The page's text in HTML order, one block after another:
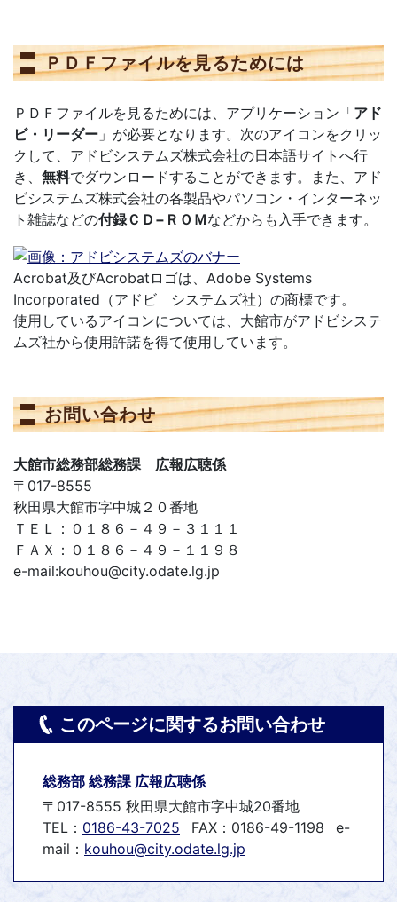
ＰＤＦファイルを見るためには
ＰＤＦファイルを見るためには、アプリケーション「アド
ビ・リーダー 」が必要となります。次のアイコンをクリッ
クして、アドビシステムズ株式会社の日本語サイトへ行
き、 無料でダウンロードすることができます。また、アド
ビシステムズ株式会社の各製品やパソコン・インターネッ
ト雑誌などの付録ＣＤ−ＲＯＭなどからも入手できます。
Acrobat及びAcrobatロゴは、Adobe Systems
Incorporated（アドビ システムズ社）の商標です。
使用しているアイコンについては、大館市がアドビシステ
ムズ社から使用許諾を得て使用しています。
お問い合わせ
大館市総務部総務課 広報広聴係
〒017-8555
秋田県大館市字中城２０番地
ＴＥＬ：０１８６－４９－３１１１
ＦＡＸ：０１８６－４９－１１９８
e-mail:kouhou@city.odate.lg.jp
このページに関するお問い合わせ
総務部 総務課 広報広聴係
〒017-8555 秋田県大館市字中城20番地
TEL： 0186-43-7025 FAX：0186-49-1198
e-
mail： kouhou@city.odate.lg.jp